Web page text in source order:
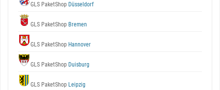
GLS PaketShop Düsseldorf
GLS PaketShop Bremen
GLS PaketShop Hannover
GLS PaketShop Duisburg
GLS PaketShop Leipzig